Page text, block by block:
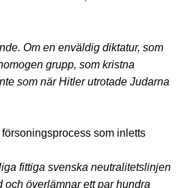
Om en enväldig diktatur, som
grupp, som kristna
som när Hitler utrotade Judarna
som inletts
fittiga svenska neutralitetslinjen
överlämnar ett par hundra